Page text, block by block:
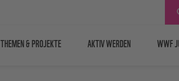
THEMEN & PROJEKTE AKTIV WERDEN WWF